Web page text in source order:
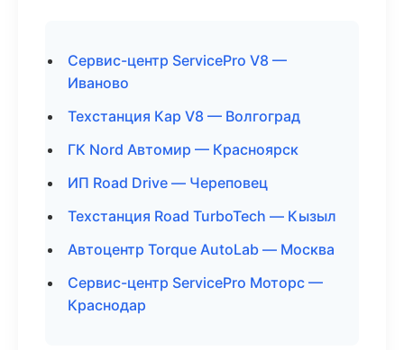
Сервис-центр ServicePro V8 —
Иваново
Техстанция Кар V8 — Волгоград
ГК Nord Автомир — Красноярск
ИП Road Drive — Череповец
Техстанция Road TurboTech — Кызыл
Автоцентр Torque AutoLab — Москва
Сервис-центр ServicePro Моторс —
Краснодар